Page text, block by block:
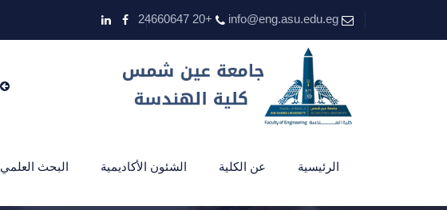
info@eng.asu.edu.eg
+20 24660647
الرئيسية عن الكلية الشئون الأكاديمية البحث العلمي